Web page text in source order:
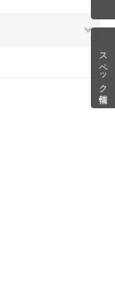
スペック情報